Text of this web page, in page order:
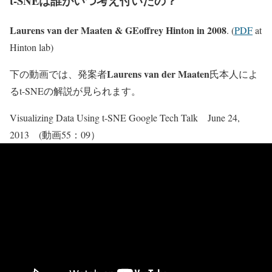
Laurens van der Maaten & GEoffrey Hinton in 2008. (PDFat
Hinton lab)
下の動画では、発案者Laurens van der Maaten氏本人によ
るt-SNEの解説が見られます。
Visualizing Data Using t-SNE Google Tech Talk June 24,
2013 (動画55：09）